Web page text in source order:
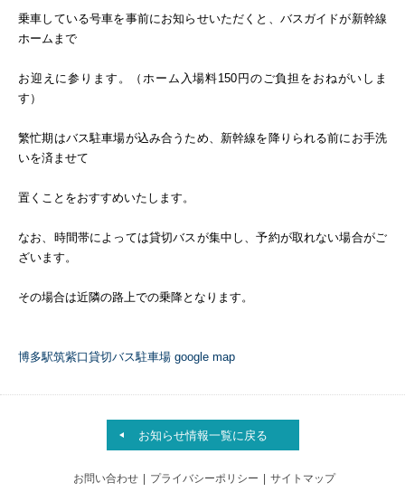
乗車している号車を事前にお知らせいただくと、バスガイドが新幹線
ホームまで
お迎えに参ります。（ホーム入場料150円のご負担をおねがいしま
す）
繁忙期はバス駐車場が込み合うため、新幹線を降りられる前にお手洗
いを済ませて
置くことをおすすめいたします。
なお、時間帯によっては貸切バスが集中し、予約が取れない場合がご
ざいます。
その場合は近隣の路上での乗降となります。
博多駅筑紫口貸切バス駐車場 google map
お知らせ情報一覧に戻る
お問い合わせ プライバシーポリシー サイトマップ